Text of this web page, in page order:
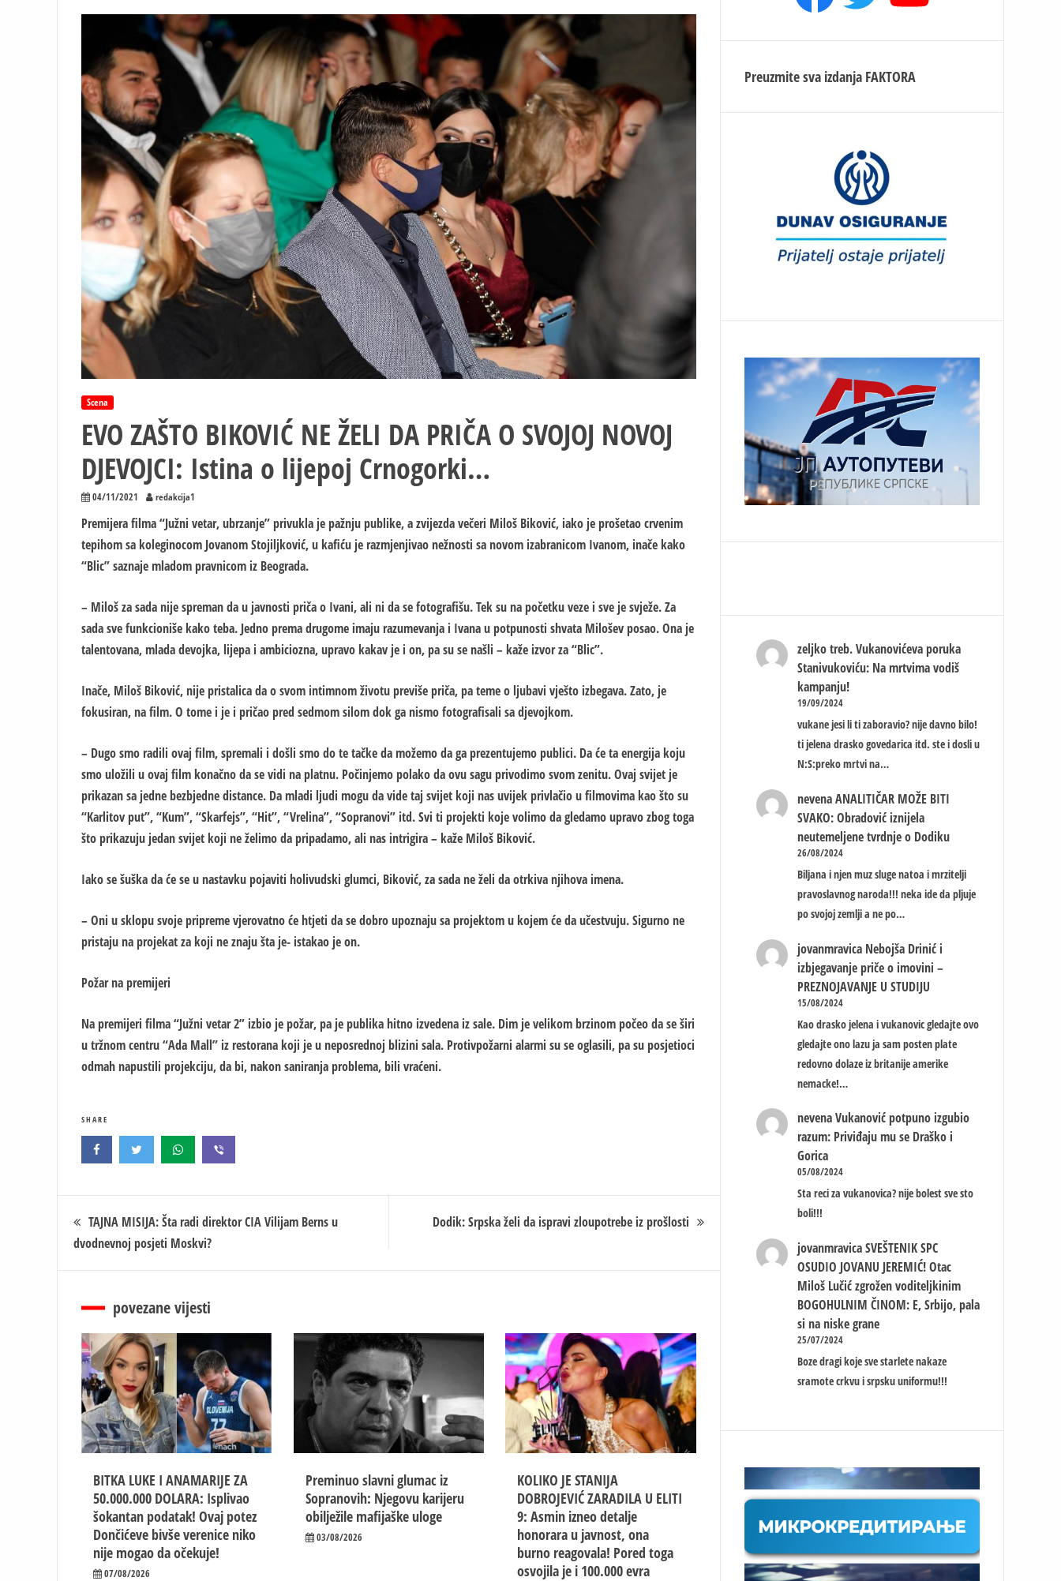
Scena
EVO ZAŠTO BIKOVIĆ NE ŽELI DA PRIČA O SVOJOJ NOVOJ
DJEVOJCI: Istina o lijepoj Crnogorki…
04/11/2021 redakcija1
Premijera filma “Južni vetar, ubrzanje” privukla je pažnju publike, a zvijezda večeri Miloš Biković, iako je prošetao crvenim
tepihom sa koleginocom Jovanom Stojiljković, u kafiću je razmjenjivao nežnosti sa novom izabranicom Ivanom, inače kako
“Blic” saznaje mladom pravnicom iz Beograda.
– Miloš za sada nije spreman da u javnosti priča o Ivani, ali ni da se fotografišu. Tek su na početku veze i sve je svježe. Za
sada sve funkcioniše kako teba. Jedno prema drugome imaju razumevanja i Ivana u potpunosti shvata Milošev posao. Ona je
talentovana, mlada devojka, lijepa i ambiciozna, upravo kakav je i on, pa su se našli – kaže izvor za “Blic”.
Inače, Miloš Biković, nije pristalica da o svom intimnom životu previše priča, pa teme o ljubavi vješto izbegava. Zato, je
fokusiran, na film. O tome i je i pričao pred sedmom silom dok ga nismo fotografisali sa djevojkom.
– Dugo smo radili ovaj film, spremali i došli smo do te tačke da možemo da ga prezentujemo publici. Da će ta energija koju
smo uložili u ovaj film konačno da se vidi na platnu. Počinjemo polako da ovu sagu privodimo svom zenitu. Ovaj svijet je
prikazan sa jedne bezbjedne distance. Da mladi ljudi mogu da vide taj svijet koji nas uvijek privlačio u filmovima kao što su
“Karlitov put”, “Kum”, “Skarfejs”, “Hit”, “Vrelina”, “Sopranovi” itd. Svi ti projekti koje volimo da gledamo upravo zbog toga
što prikazuju jedan svijet koji ne želimo da pripadamo, ali nas intrigira – kaže Miloš Biković.
Iako se šuška da će se u nastavku pojaviti holivudski glumci, Biković, za sada ne želi da otrkiva njihova imena.
– Oni u sklopu svoje pripreme vjerovatno će htjeti da se dobro upoznaju sa projektom u kojem će da učestvuju. Sigurno ne
pristaju na projekat za koji ne znaju šta je- istakao je on.
Požar na premijeri
Na premijeri filma “Južni vetar 2” izbio je požar, pa je publika hitno izvedena iz sale. Dim je velikom brzinom počeo da se širi
u tržnom centru “Ada Mall” iz restorana koji je u neposrednoj blizini sala. Protivpožarni alarmi su se oglasili, pa su posjetioci
odmah napustili projekciju, da bi, nakon saniranja problema, bili vraćeni.
SHARE
Кретање
чланка
TAJNA MISIJA: Šta radi direktor CIA Vilijam Berns u
dvodnevnoj posjeti Moskvi?
Dodik: Srpska želi da ispravi zloupotrebe iz prošlosti
povezane vijesti
BITKA LUKE I ANAMARIJE ZA
50.000.000 DOLARA: Isplivao
šokantan podatak! Ovaj potez
Dončićeve bivše verenice niko
nije mogao da očekuje!
07/08/2026
Preminuo slavni glumac iz
Sopranovih: Njegovu karijeru
obilježile mafijaške uloge
03/08/2026
KOLIKO JE STANIJA
DOBROJEVIĆ ZARADILA U ELITI
9: Asmin izneo detalje
honorara u javnost, ona
burno reagovala! Pored toga
osvojila je i 100.000 evra
Preuzmite sva izdanja FAKTORA
zeljko treb. Vukanovićeva poruka
Stanivukoviću: Na mrtvima vodiš
kampanju!
19/09/2024
vukane jesi li ti zaboravio? nije davno bilo!
ti jelena drasko govedarica itd. ste i dosli u
N:S:preko mrtvi na…
nevena ANALITIČAR MOŽE BITI
SVAKO: Obradović iznijela
neutemeljene tvrdnje o Dodiku
26/08/2024
Biljana i njen muz sluge natoa i mrzitelji
pravoslavnog naroda!!! neka ide da pljuje
po svojoj zemlji a ne po…
jovanmravica Nebojša Drinić i
izbjegavanje priče o imovini –
PREZNOJAVANJE U STUDIJU
15/08/2024
Kao drasko jelena i vukanovic gledajte ovo
gledajte ono lazu ja sam posten plate
redovno dolaze iz britanije amerike
nemacke!…
nevena Vukanović potpuno izgubio
razum: Priviđaju mu se Draško i
Gorica
05/08/2024
Sta reci za vukanovica? nije bolest sve sto
boli!!!
jovanmravica SVEŠTENIK SPC
OSUDIO JOVANU JEREMIĆ! Otac
Miloš Lučić zgrožen voditeljkinim
BOGOHULNIM ČINOM: E, Srbijo, pala
si na niske grane
25/07/2024
Boze dragi koje sve starlete nakaze
sramote crkvu i srpsku uniformu!!!